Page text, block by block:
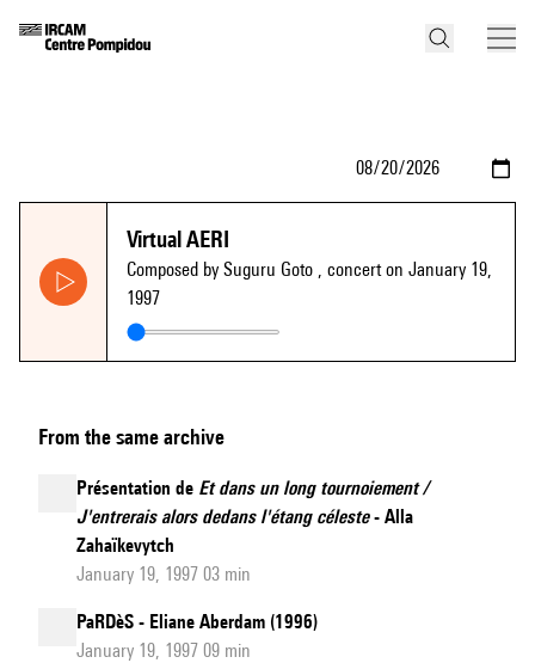
Virtual AERI
Composed by Suguru Goto , concert on January 19,
1997
From the same archive
Présentation de Et dans un long tournoiement /
J'entrerais alors dedans l'étang céleste- Alla
Zahaïkevytch
January 19, 1997 03 min
PaRDèS - Eliane Aberdam (1996)
January 19, 1997 09 min